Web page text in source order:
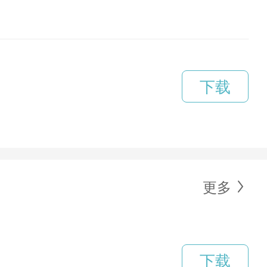
下载
更多
下载